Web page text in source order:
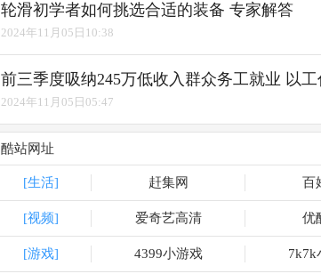
轮滑初学者如何挑选合适的装备 专家解答
2024年11月05日10:38
前三季度吸纳245万低收入群众务工就业 以
2024年11月05日05:47
酷站网址
[生活] 赶集网 百
[视频] 爱奇艺高清 优
[游戏] 4399小游戏 7k7k